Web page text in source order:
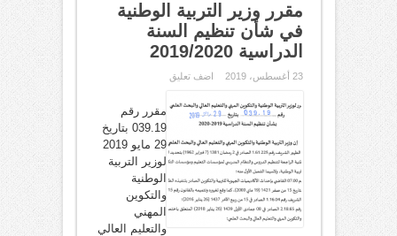
مقرر وزير التربية الوطنية
في شأن تنظيم السنة
الدراسية 2019/2020
23 أغسطس، 2019 اضف تعليق
مقرر رقم
039.19 بتاريخ
29 مايو 2019
لوزير التربية
الوطنية
والتكوين
المهني
والتعليم العالي